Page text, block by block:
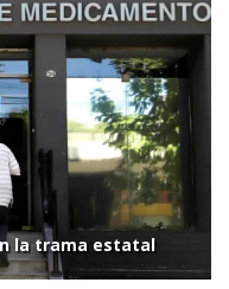
la trama estatal